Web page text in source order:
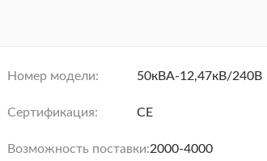
Номер модели: 50кВА-12,47кВ/240В
Сертификация: CE
Возможность поставки:2000-4000